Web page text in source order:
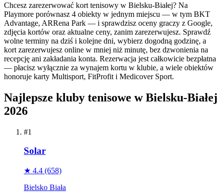
Chcesz zarezerwować kort tenisowy w Bielsku-Białej? Na
Playmore porównasz 4 obiekty w jednym miejscu — w tym BKT
Advantage, ARRena Park — i sprawdzisz oceny graczy z Google,
zdjęcia kortów oraz aktualne ceny, zanim zarezerwujesz. Sprawdź
wolne terminy na dziś i kolejne dni, wybierz dogodną godzinę, a
kort zarezerwujesz online w mniej niż minutę, bez dzwonienia na
recepcję ani zakładania konta. Rezerwacja jest całkowicie bezpłatna
— płacisz wyłącznie za wynajem kortu w klubie, a wiele obiektów
honoruje karty Multisport, FitProfit i Medicover Sport.
Najlepsze kluby tenisowe w Bielsku-Białej
2026
#1
Solar
★ 4.4 (658)
Bielsko Biała